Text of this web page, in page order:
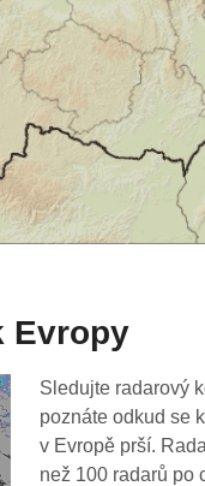
Evropy
Sledujte radarový
poznáte odkud se
v Evropě prší.
než 100 radarů po